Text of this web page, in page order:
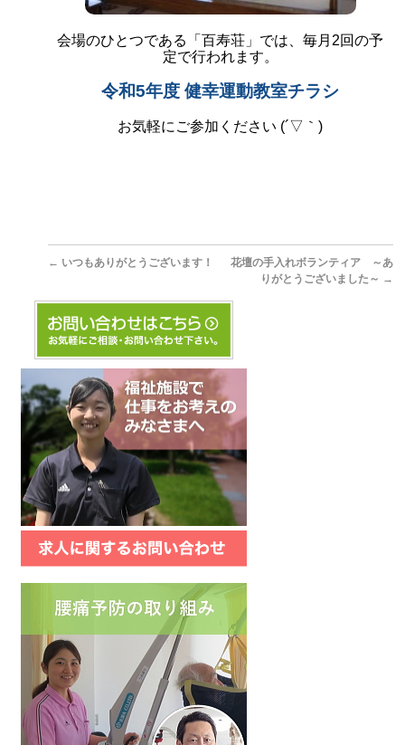
会場のひとつである「百寿荘」では、毎月2回の予
定で行われます。
令和5年度 健幸運動教室チラシ
お気軽にご参加ください (´▽｀)
← いつもありがとうございます！
花壇の手入れボランティア ～あ
りがとうございました～ →